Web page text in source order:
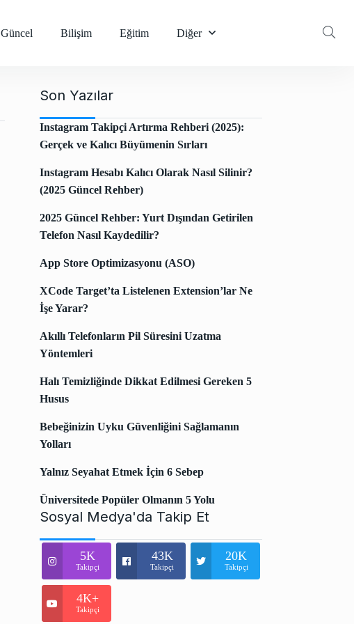
Güncel Bilişim Eğitim Diğer
Son Yazılar
Instagram Takipçi Artırma Rehberi (2025):
Gerçek ve Kalıcı Büyümenin Sırları
Instagram Hesabı Kalıcı Olarak Nasıl Silinir?
(2025 Güncel Rehber)
2025 Güncel Rehber: Yurt Dışından Getirilen
Telefon Nasıl Kaydedilir?
App Store Optimizasyonu (ASO)
XCode Target’ta Listelenen Extension’lar Ne
İşe Yarar?
Akıllı Telefonların Pil Süresini Uzatma
Yöntemleri
Halı Temizliğinde Dikkat Edilmesi Gereken 5
Husus
Bebeğinizin Uyku Güvenliğini Sağlamanın
Yolları
Yalnız Seyahat Etmek İçin 6 Sebep
Üniversitede Popüler Olmanın 5 Yolu
Sosyal Medya'da Takip Et
5K
Takipçi
43K
Takipçi
20K
Takipçi
4K+
Takipçi